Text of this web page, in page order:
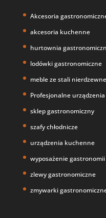
Akcesoria
akcesoria kuchenne
hurtownia
lodówki gastronomiczne
meble ze stali
Profesjonalne
sklep gastronomiczny
szafy chłodnicze
urządzenia kuchenne
wyposażenie gastronomii
zlewy gastronomiczne
zmywarki